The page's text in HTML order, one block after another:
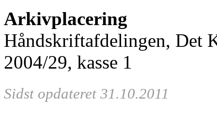
Arkivplacering
Håndskriftafdelingen, Det
2004/29, kasse 1
Sidst opdateret 31.10.2011